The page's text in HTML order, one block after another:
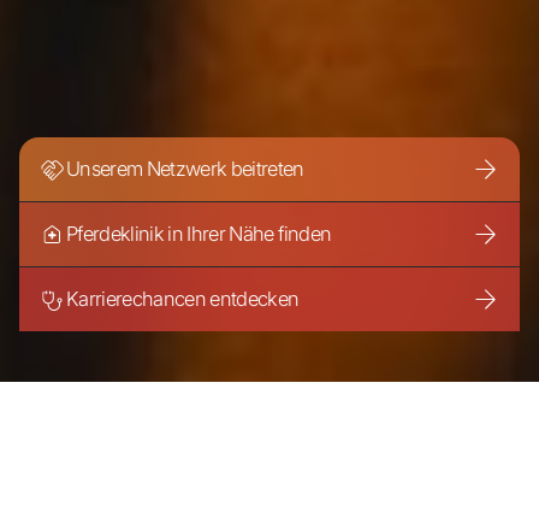
Unserem Netzwerk beitreten
Pferdeklinik in Ihrer Nähe finden
Karrierechancen entdecken